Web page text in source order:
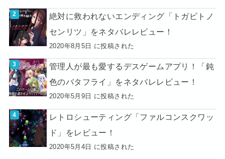
絶対に救われないエンディング「トガビトノ
センリツ」をネタバレレビュー！
2020年8月5日 に投稿された
管理人が最も愛するデスゲームアプリ！「鈍
色のバタフライ」をネタバレレビュー！
2020年5月9日 に投稿された
レトロシューティング「ファルコンスクワッ
ド」をレビュー！
2020年5月4日 に投稿された